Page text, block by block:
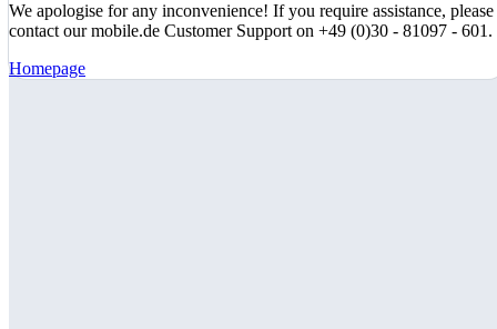
We apologise for any inconvenience! If you require assistance, please
contact our mobile.de Customer Support on +49 (0)30 - 81097 - 601.
Homepage